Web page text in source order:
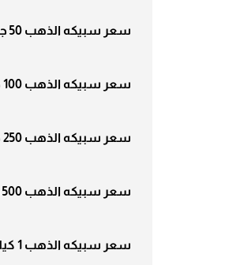
سعر سبيكه الذهب 50 جرام
سعر سبيكه الذهب 100 جرام
سعر سبيكه الذهب 250 جرام
سعر سبيكه الذهب 500 جرام
سعر سبيكه الذهب 1 كيلو